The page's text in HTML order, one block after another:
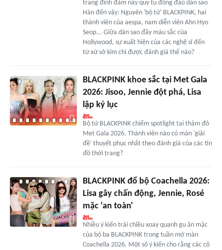
trang đình đám này quy tụ đông đảo dàn sao
Hàn đến vậy: Nguyên 'bộ tứ' BLACKPINK, hai
thành viên của aespa, nam diễn viên Ahn Hyo
Seop... Giữa dàn sao đầy màu sắc của
Hollywood, sự xuất hiện của các nghệ sĩ đến
từ xứ sở kim chi được đánh giá thế nào?
BLACKPINK khoe sắc tại Met Gala
2026: Jisoo, Jennie đột phá, Lisa
lập kỷ lục
Bộ tứ BLACKPINK chiếm spotlight tại thảm đỏ
Met Gala 2026. Thành viên nào có màn 'giải
đề' thuyết phục nhất theo đánh giá của các tín
đồ thời trang?
BLACKPINK đổ bộ Coachella 2026:
Lisa gây chấn động, Jennie, Rosé
mặc 'an toàn'
Nhiều ý kiến trái chiều xoay quanh gu ăn mặc
của bộ ba BLACKPINK trong tuần mở màn
Coachella 2026. Một số ý kiến cho rằng các cô